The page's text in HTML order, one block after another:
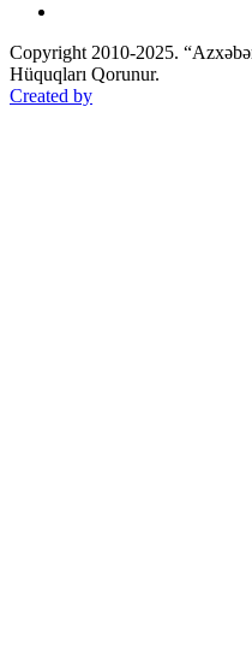
Copyright 2010-2025.
Hüquqları Qorunur.
Created by